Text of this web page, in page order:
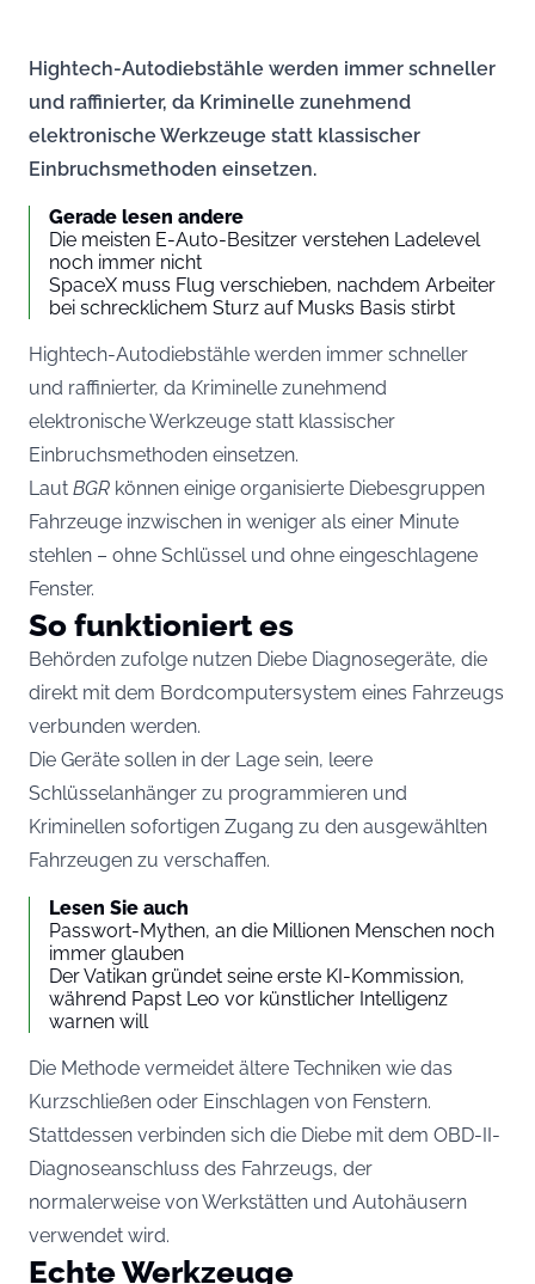
Hightech-Autodiebstähle werden immer schneller
und raffinierter, da Kriminelle zunehmend
elektronische Werkzeuge statt klassischer
Einbruchsmethoden einsetzen.
Gerade lesen andere
Die meisten E-Auto-Besitzer verstehen Ladelevel
noch immer nicht
SpaceX muss Flug verschieben, nachdem Arbeiter
bei schrecklichem Sturz auf Musks Basis stirbt
Hightech-Autodiebstähle werden immer schneller
und raffinierter, da Kriminelle zunehmend
elektronische Werkzeuge statt klassischer
Einbruchsmethoden einsetzen.
Laut BGR können einige organisierte Diebesgruppen
Fahrzeuge inzwischen in weniger als einer Minute
stehlen – ohne Schlüssel und ohne eingeschlagene
Fenster.
So funktioniert es
Behörden zufolge nutzen Diebe Diagnosegeräte, die
direkt mit dem Bordcomputersystem eines Fahrzeugs
verbunden werden.
Die Geräte sollen in der Lage sein, leere
Schlüsselanhänger zu programmieren und
Kriminellen sofortigen Zugang zu den ausgewählten
Fahrzeugen zu verschaffen.
Lesen Sie auch
Passwort-Mythen, an die Millionen Menschen noch
immer glauben
Der Vatikan gründet seine erste KI-Kommission,
während Papst Leo vor künstlicher Intelligenz
warnen will
Die Methode vermeidet ältere Techniken wie das
Kurzschließen oder Einschlagen von Fenstern.
Stattdessen verbinden sich die Diebe mit dem OBD-II-
Diagnoseanschluss des Fahrzeugs, der
normalerweise von Werkstätten und Autohäusern
verwendet wird.
Echte Werkzeuge